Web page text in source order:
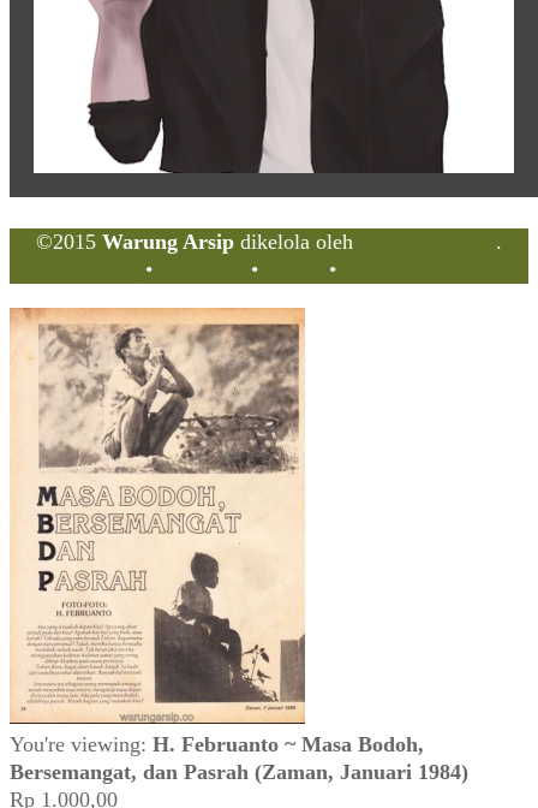
©2015 Warung Arsip dikelola oleh
.
• • •
You're viewing: H. Februanto ~ Masa Bodoh,
Bersemangat, dan Pasrah (Zaman, Januari 1984)
Rp 1.000,00